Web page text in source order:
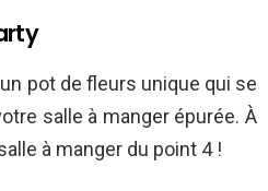
pot de fleurs unique qui se
salle à manger épurée. À
à manger du point 4 !